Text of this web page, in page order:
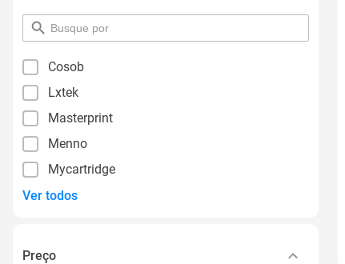
pesquisar
por
Cosob
Lxtek
Masterprint
Menno
Mycartridge
Ver todos
Preço